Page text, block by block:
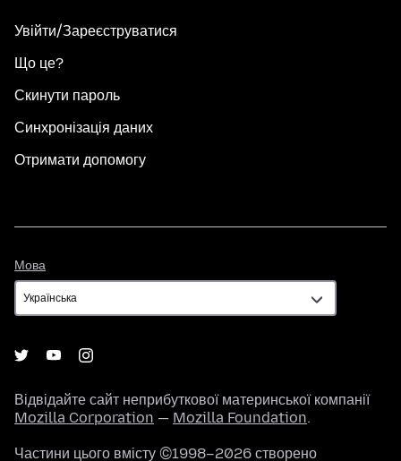
Увійти/Зареєструватися
Що це?
Скинути пароль
Синхронізація даних
Отримати допомогу
Мова
Відвідайте сайт неприбуткової материнської компанії
Mozilla Corporation — Mozilla Foundation.
Частини цього вмісту ©1998–2026 створено